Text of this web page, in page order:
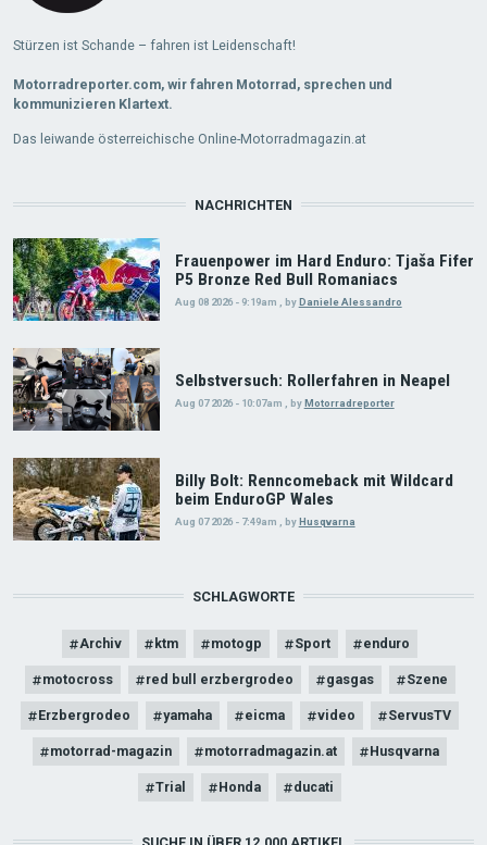
Stürzen ist Schande – fahren ist Leidenschaft!
Motorradreporter.com, wir fahren Motorrad, sprechen und
kommunizieren Klartext.
Das leiwande österreichische Online-Motorradmagazin.at
NACHRICHTEN
Frauenpower im Hard Enduro: Tjaša Fifer
P5 Bronze Red Bull Romaniacs
Aug 08 2026 - 9:19am , byDaniele Alessandro
Selbstversuch: Rollerfahren in Neapel
Aug 07 2026 - 10:07am byMotorradreporter
Billy Bolt: Renncomeback mit Wildcard
beim EnduroGP Wales
Aug 07 2026 - 7:49am byHusqvarna
SCHLAGWORTE
Archiv ktm motogp Sport enduro
motocross red bull erzbergrodeo gasgas Szene
Erzbergrodeo yamaha eicma video ServusTV
motorrad-magazin motorradmagazin.at Husqvarna
Trial Honda ducati